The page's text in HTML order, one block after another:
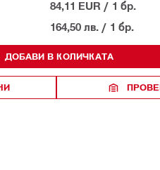
84,11 EUR / 1 бр.
164,50 лв. / 1 бр.
ДОБАВИ В КОЛИЧКАТА